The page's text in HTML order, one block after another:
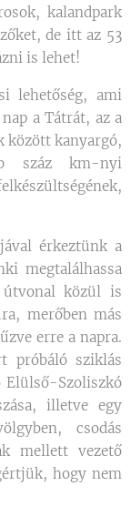
kalandpark
de itt az 53
is lehet!
lehetőség, ami
a Tátrát, az a
között kanyargó,
száz km-nyi
érkeztünk a
megtalálhassa
közül is
merőben más
erre a napra.
próbáló sziklás
Elülső-Szoliszkó
illetve egy
csodás
mellett vezető
hogy nem